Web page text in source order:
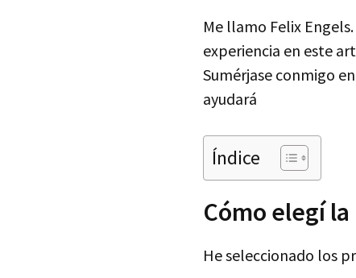
Me llamo Felix
experiencia en este
Sumérjase conmigo
ayudará
Índice
Cómo elegí
He seleccionado los